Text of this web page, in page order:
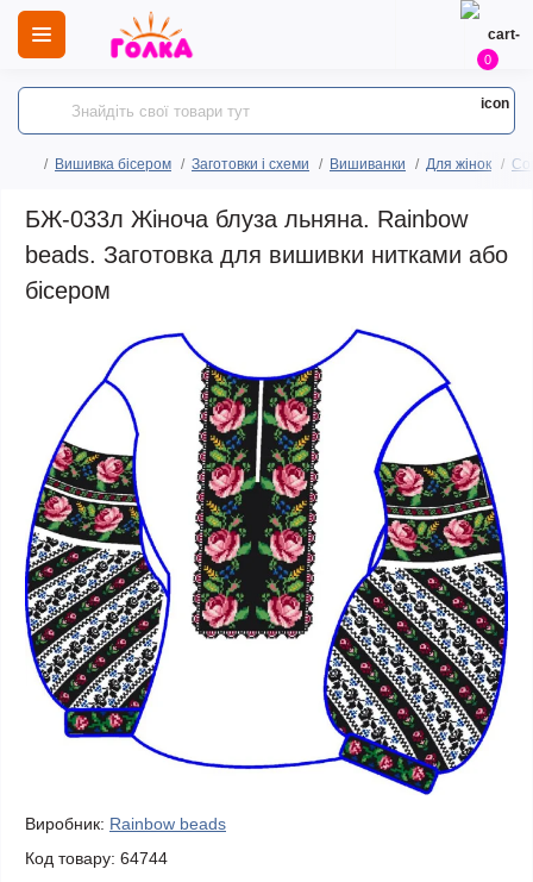
0
Вишивка бісером Заготовки і схеми Вишиванки Для жінок
БЖ-033л Жіноча блуза льняна. Rainbow
beads. Заготовка для вишивки нитками або
бісером
Виробник: Rainbow beads
Код товару: 64744